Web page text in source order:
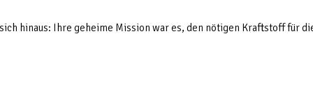
hinaus: Ihre geheime Mission war es, den nötigen Kraftstoff für